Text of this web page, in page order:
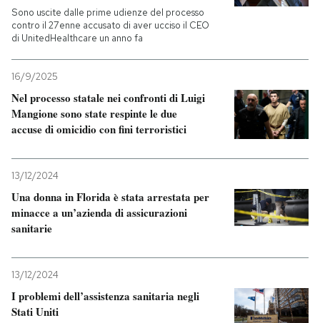
Cultura
Economia
Europa
PODCAST
NEWSLETTER
I MIEI PREFERITI
SHOP
CALENDARIO
Sono uscite dalle prime udienze del processo
contro il 27enne accusato di aver ucciso il CEO
di UnitedHealthcare un anno fa
16/9/2025
Nel processo statale nei confronti di Luigi
Mangione sono state respinte le due
accuse di omicidio con fini terroristici
13/12/2024
Una donna in Florida è stata arrestata per
minacce a un’azienda di assicurazioni
sanitarie
13/12/2024
I problemi dell’assistenza sanitaria negli
Stati Uniti